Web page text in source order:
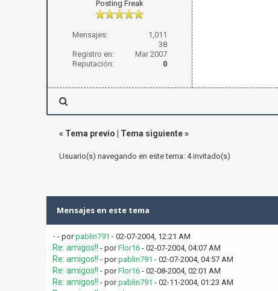
Posting Freak
Mensajes:
1,011
38
Registro en:
Mar 2007
Reputación:
0
« Tema previo Tema siguiente»
Usuario(s) navegando en este tema: 4 invitado(s)
Mensajes en este tema
- - porpablin791 - 02-07-2004, 12:21 AM
Re: amigos!! - porFlor16- 02-07-2004, 04:07 AM
Re: amigos!! - porpablin791 - 02-07-2004, 04:57 AM
Re: amigos!! - porFlor16- 02-08-2004, 02:01 AM
Re: amigos!! - porpablin791 - 02-11-2004, 01:23 AM